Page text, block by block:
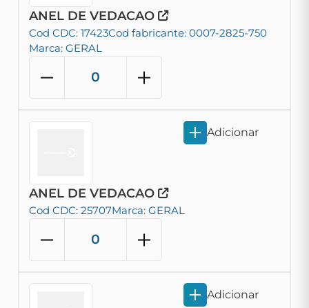
ANEL DE VEDACAO
Cod CDC: 17423Cod fabricante: 0007-2825-750
Marca: GERAL
ANEL DE VEDACAO
Cod CDC: 25707Marca: GERAL
Adicionar
Adicionar